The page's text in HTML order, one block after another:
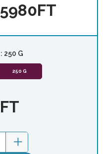
5980FT
: 250 G
250 G
FT